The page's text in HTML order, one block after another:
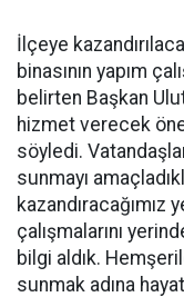
İlçeye
binasının yapım
belirten Başkan
hizmet verecek
söyledi.
sunmayı
kazandıracağımız
çalışmalarını
bilgi aldık.
sunmak adına